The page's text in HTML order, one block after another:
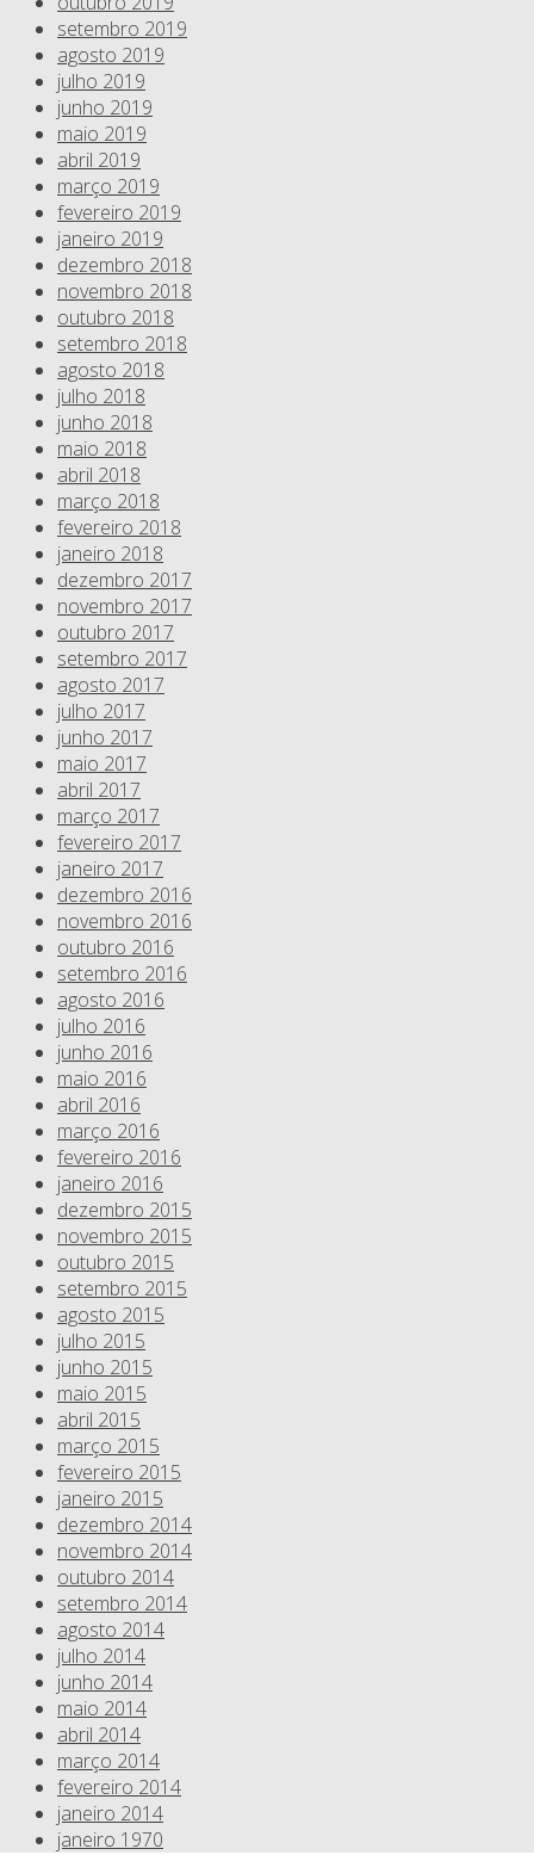
setembro 2019
agosto 2019
julho 2019
junho 2019
maio 2019
abril 2019
março 2019
fevereiro 2019
janeiro 2019
dezembro 2018
novembro 2018
outubro 2018
setembro 2018
agosto 2018
julho 2018
junho 2018
maio 2018
abril 2018
março 2018
fevereiro 2018
janeiro 2018
dezembro 2017
novembro 2017
outubro 2017
setembro 2017
agosto 2017
julho 2017
junho 2017
maio 2017
abril 2017
março 2017
fevereiro 2017
janeiro 2017
dezembro 2016
novembro 2016
outubro 2016
setembro 2016
agosto 2016
julho 2016
junho 2016
maio 2016
abril 2016
março 2016
fevereiro 2016
janeiro 2016
dezembro 2015
novembro 2015
outubro 2015
setembro 2015
agosto 2015
julho 2015
junho 2015
maio 2015
abril 2015
março 2015
fevereiro 2015
janeiro 2015
dezembro 2014
novembro 2014
outubro 2014
setembro 2014
agosto 2014
julho 2014
junho 2014
maio 2014
abril 2014
março 2014
fevereiro 2014
janeiro 2014
janeiro 1970